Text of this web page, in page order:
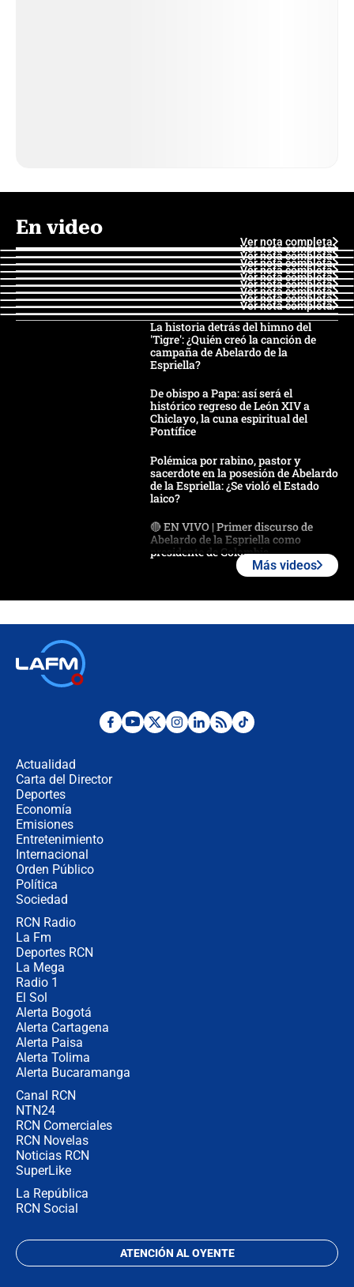
En video
Ver nota completa
Ver nota completa
Ver nota completa
Ver nota completa
Ver nota completa
Ver nota completa
Ver nota completa
Ver nota completa
Ver nota completa
Ver nota completa
La historia detrás del himno del
'Tigre': ¿Quién creó la canción de
campaña de Abelardo de la
Espriella?
De obispo a Papa: así será el
histórico regreso de León XIV a
Chiclayo, la cuna espiritual del
Pontífice
Polémica por rabino, pastor y
sacerdote en la posesión de Abelardo
de la Espriella: ¿Se violó el Estado
laico?
🔴 EN VIVO | Primer discurso de
Abelardo de la Espriella como
presidente de Colombia
Desde dermatitis hasta infecciones:
Más videos
Actualidad
Carta del Director
Deportes
Economía
Emisiones
Entretenimiento
Internacional
Orden Público
Política
Sociedad
RCN Radio
La Fm
Deportes RCN
La Mega
Radio 1
El Sol
Alerta Bogotá
Alerta Cartagena
Alerta Paisa
Alerta Tolima
Alerta Bucaramanga
Canal RCN
NTN24
RCN Comerciales
RCN Novelas
Noticias RCN
SuperLike
La República
RCN Social
ATENCIÓN AL OYENTE